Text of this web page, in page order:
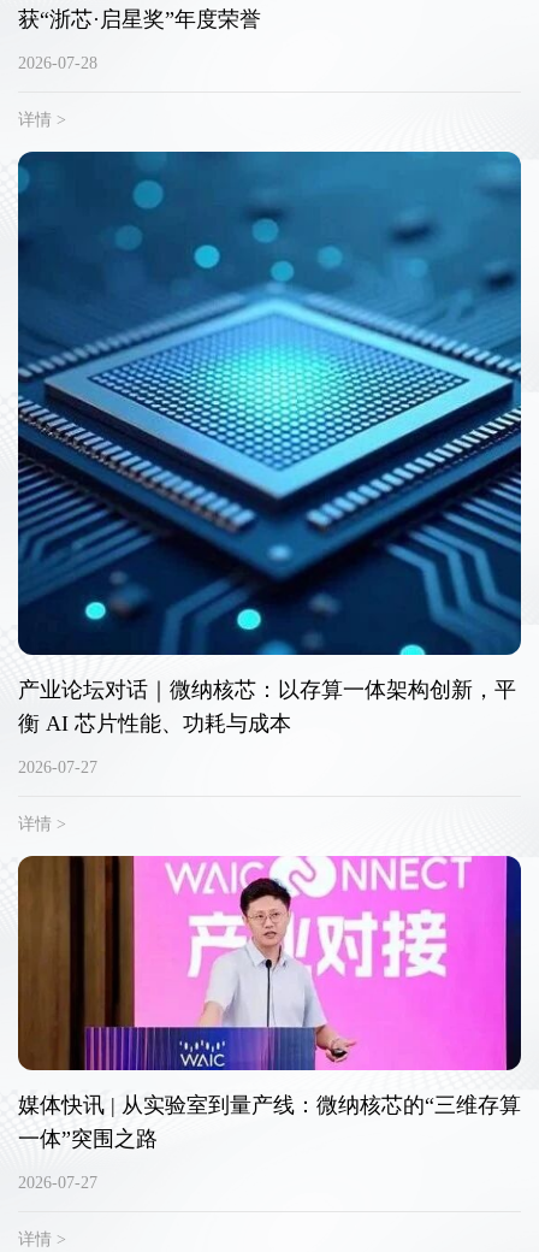
获“浙芯·启星奖”年度荣誉
2026-07-28
详情 >
产业论坛对话｜微纳核芯：以存算一体架构创新，平
衡 AI 芯片性能、功耗与成本
2026-07-27
详情 >
媒体快讯 | 从实验室到量产线：微纳核芯的“三维存算
一体”突围之路
2026-07-27
详情 >